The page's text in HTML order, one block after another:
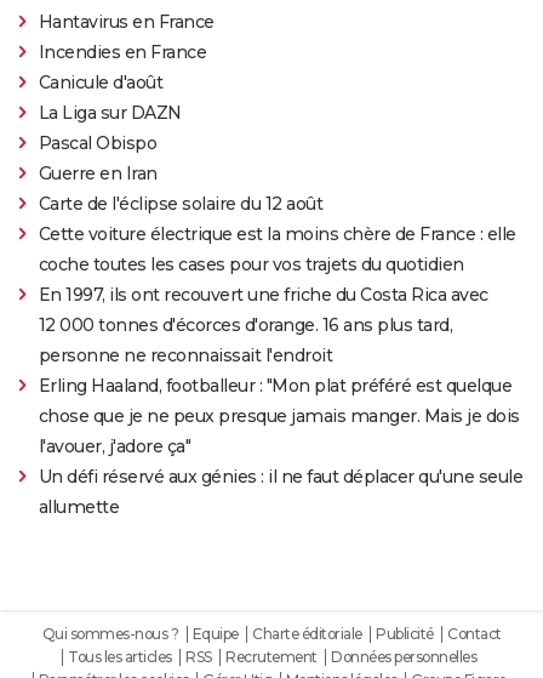
Hantavirus en France
Incendies en France
Canicule d'août
La Liga sur DAZN
Pascal Obispo
Guerre en Iran
Carte de l'éclipse solaire du 12 août
Cette voiture électrique est la moins chère de France : elle
coche toutes les cases pour vos trajets du quotidien
En 1997, ils ont recouvert une friche du Costa Rica avec
12 000 tonnes d'écorces d'orange. 16 ans plus tard,
personne ne reconnaissait l'endroit
Erling Haaland, footballeur : "Mon plat préféré est quelque
chose que je ne peux presque jamais manger. Mais je dois
l'avouer, j'adore ça"
Un défi réservé aux génies : il ne faut déplacer qu'une seule
allumette
Qui sommes-nous ? Equipe Charte éditoriale Publicité
Contact
Tous les articles
RSS Recrutement
Données personnelles